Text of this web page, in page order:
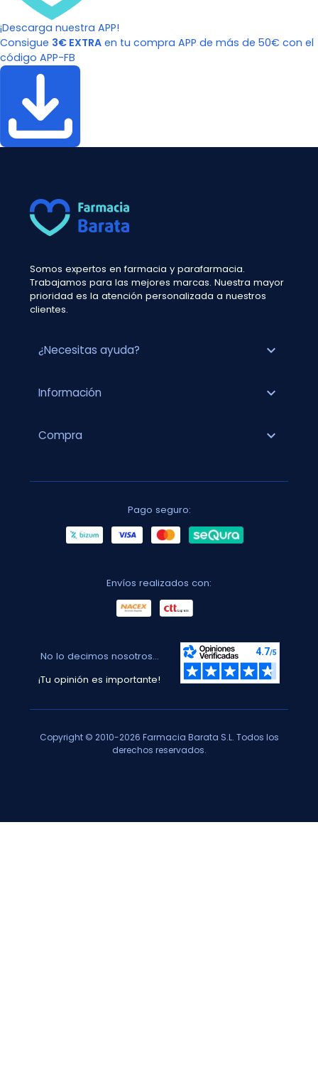
¡Descarga nuestra APP!
Consigue 3€ EXTRA en tu compra APP de más de 50€ con el
código APP-FB
Somos expertos en farmacia y parafarmacia.
Trabajamos para las mejores marcas. Nuestra mayor
prioridad es la atención personalizada a nuestros
clientes.
¿Necesitas ayuda? expand_more
Información expand_more
Compra expand_more
Pago seguro:
Envíos realizados con:
No lo decimos nosotros...
¡Tu opinión es importante!
Copyright © 2010-2026 Farmacia Barata S.L. Todos los
derechos reservados.